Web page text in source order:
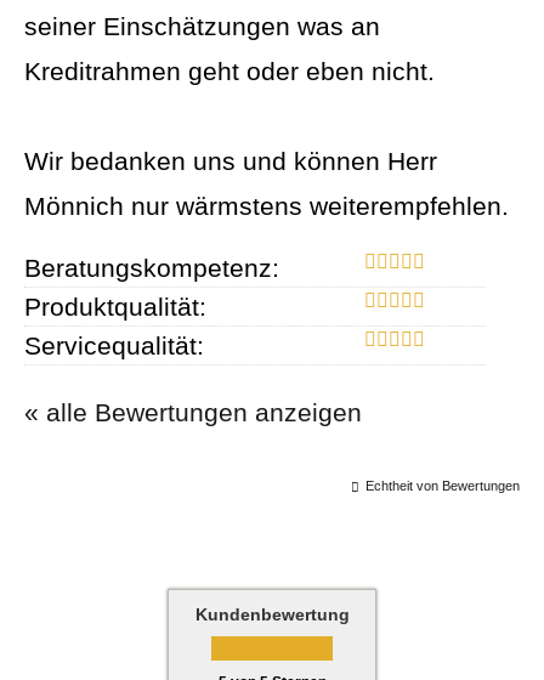
seiner Einschätzungen was an
Kreditrahmen geht oder eben nicht.
Wir bedanken uns und können Herr
Mönnich nur wärmstens weiterempfehlen.
Beratungskompetenz:
Produktqualität:
Servicequalität:
« alle Bewertungen anzeigen
Echtheit von Bewertungen
Kundenbewertung